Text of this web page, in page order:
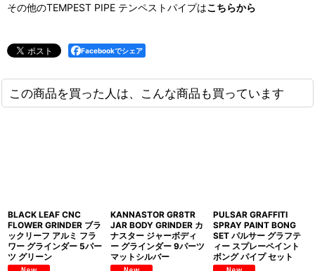
その他のTEMPEST PIPE テンペストパイプはこちらから
Facebookでシェア
この商品を買った人は、こんな商品も買っています
BLACK LEAF CNC
FLOWER GRINDER ブラ
ックリーフ アルミ フラ
ワー グラインダー 5パー
ツ グリーン
KANNASTOR GR8TR
JAR BODY GRINDER カ
ナスター ジャーボディ
ー グラインダー 9パーツ
マットシルバー
PULSAR GRAFFITI
SPRAY PAINT BONG
SET パルサー グラフテ
ィー スプレーペイント
ボング パイプ セット